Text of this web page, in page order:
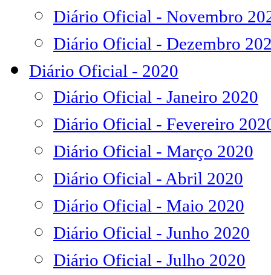
Diário Oficial - Novembro
Diário Oficial - Dezembro
Diário Oficial - 2020
Diário Oficial - Janeiro 2020
Diário Oficial - Fevereiro
Diário Oficial - Março 2020
Diário Oficial - Abril 2020
Diário Oficial - Maio 2020
Diário Oficial - Junho 2020
Diário Oficial - Julho 2020